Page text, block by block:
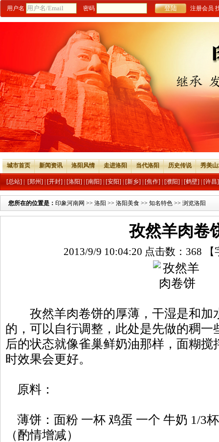
用户名 密码 注册会员
城市首页 新闻资讯 洛阳风情 走进洛阳 当代洛阳 历史传说 秀美
[总站] [郑州] [开封] [洛阳] [南阳] [安阳] [新乡] [焦作] [濮阳] [鹤壁] [许昌]
您所在的位置是： 印象河南网 >> 洛阳 >> 洛阳美食 >> 知名特色 >> 浏览洛阳
孜然羊肉卷
2013/9/9 10:04:20 点击数： 368
孜然羊肉卷饼的厚薄，干湿是和加
的，可以自行调整，此处是先做的稠一
后的状态就像雀巢鲜奶油那样，面糊
时效果会更好。
原料：
薄饼：面粉 一杯 鸡蛋 一个 牛奶 1/3
（酌情增减）